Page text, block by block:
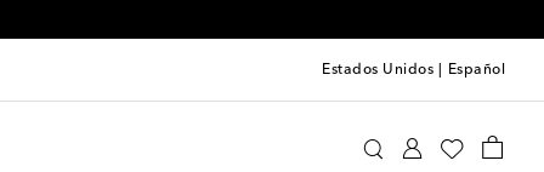
Estados Unidos Español